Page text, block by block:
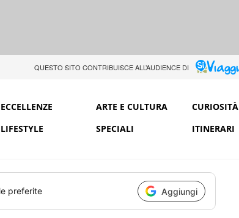
QUESTO SITO CONTRIBUISCE ALL’AUDIENCE DI
ECCELLENZE ARTE E CULTURA CURIOSITÀ
LIFESTYLE
SPECIALI ITINERARI
preferite Aggiungi